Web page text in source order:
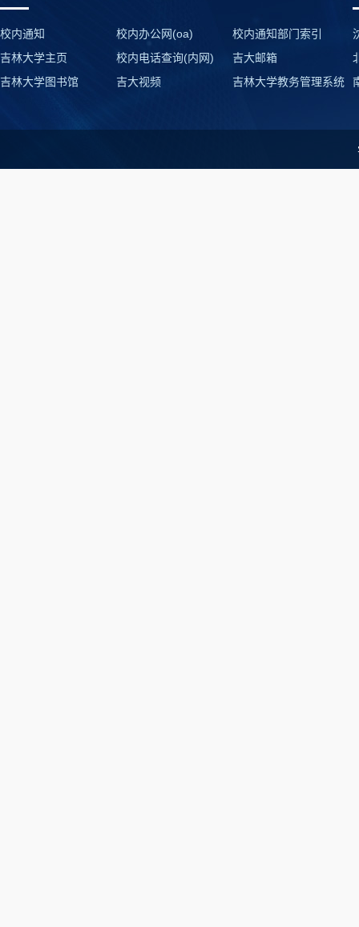
校内通知 校内办公网(oa)
校内通知部门索引
吉林大学主页
校内电话查询(内网)
吉大邮箱
吉林大学图书馆
吉大视频 吉林大学教务管理系统